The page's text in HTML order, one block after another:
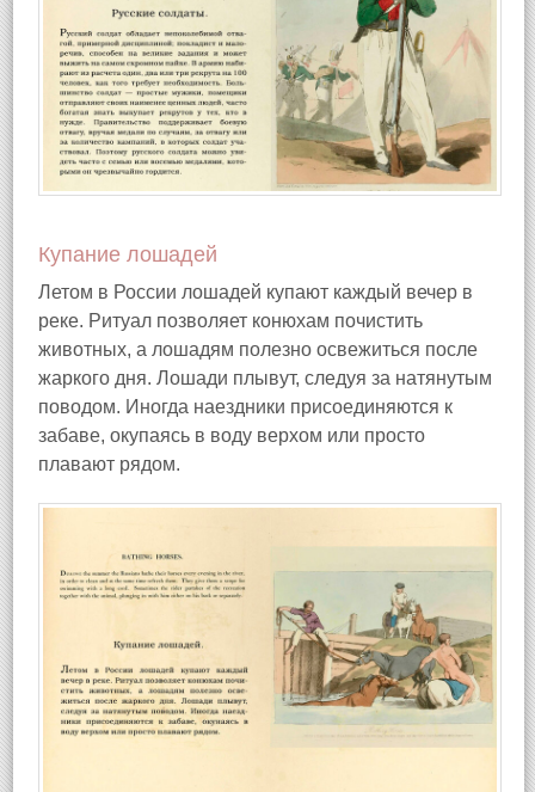
Купание лошадей
Летом в России лошадей купают каждый вечер в
реке. Ритуал позволяет конюхам почистить
животных, а лошадям полезно освежиться после
жаркого дня. Лошади плывут, следуя за натянутым
поводом. Иногда наездники присоединяются к
забаве, окупаясь в воду верхом или просто
плавают рядом.